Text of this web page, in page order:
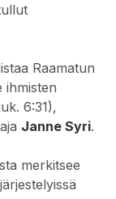
Raamatun
ihmisten
6:31),
Janne Syri.
merkitsee